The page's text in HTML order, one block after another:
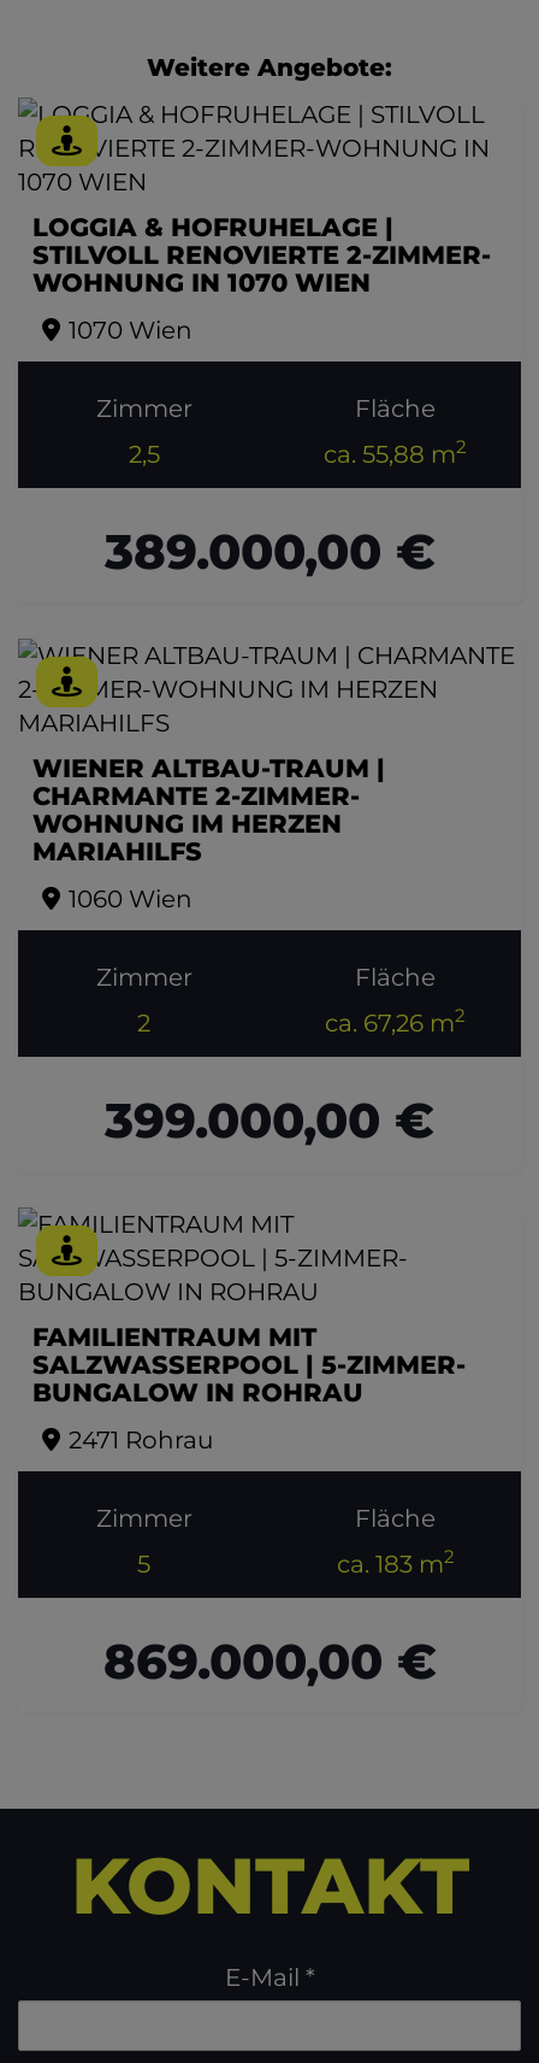
Weitere Angebote:
LOGGIA & HOFRUHELAGE |
STILVOLL RENOVIERTE 2-ZIMMER-
WOHNUNG IN 1070 WIEN
1070 Wien
Zimmer
2,5
Fläche
ca. 55,88 m2
389.000,00 €
WIENER ALTBAU-TRAUM |
CHARMANTE 2-ZIMMER-
WOHNUNG IM HERZEN
MARIAHILFS
1060 Wien
Zimmer
2
Fläche
ca. 67,26 m2
399.000,00 €
FAMILIENTRAUM MIT
SALZWASSERPOOL | 5-ZIMMER-
BUNGALOW IN ROHRAU
2471 Rohrau
Zimmer
5
Fläche
ca. 183 m2
869.000,00 €
KONTAKT
E-Mail